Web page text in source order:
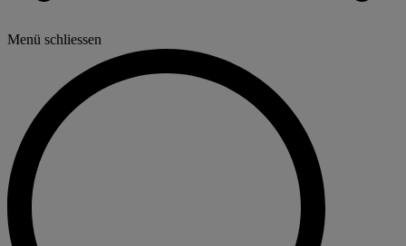
Menü schliessen